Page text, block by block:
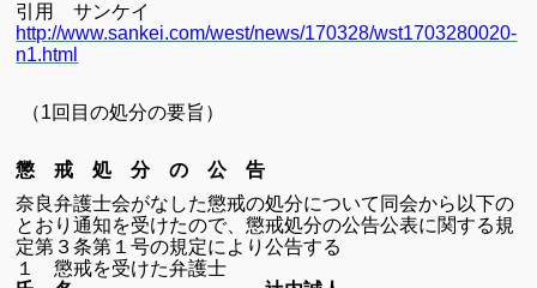
引用 サンケイ
http://www.sankei.com/west/news/170328/wst1703280020-
n1.html
（1回目の処分の要旨）
懲 戒 処 分 の 公 告
奈良弁護士会がなした懲戒の処分について同会から以下の
とおり通知を受けたので、懲戒処分の公告公表に関する規
定第３条第１号の規定により公告する
１ 懲戒を受けた弁護士